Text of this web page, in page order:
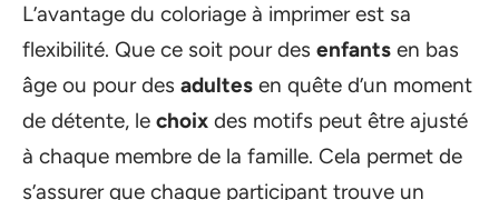
L’avantage du coloriage à imprimer est sa
flexibilité. Que ce soit pour des enfants en bas
âge ou pour des adultes en quête d’un moment
de détente, le choix des motifs peut être ajusté
à chaque membre de la famille. Cela permet de
s’assurer que chaque participant trouve un